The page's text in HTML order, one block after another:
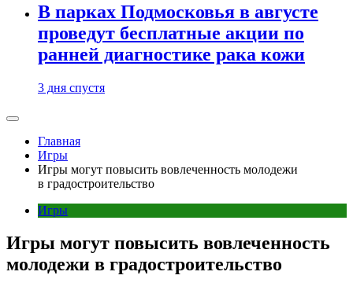
В парках Подмосковья в августе
проведут бесплатные акции по
ранней диагностике рака кожи
3 дня спустя
Главная
Игры
Игры могут повысить вовлеченность молодежи
в градостроительство
Игры
Игры могут повысить вовлеченность
молодежи в градостроительство